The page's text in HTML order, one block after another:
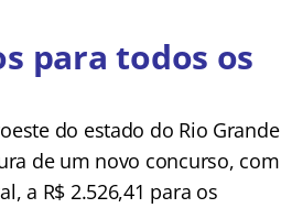
para todos os
do estado do Rio Grande
de um novo concurso, com
a R$ 2.526,41 para os